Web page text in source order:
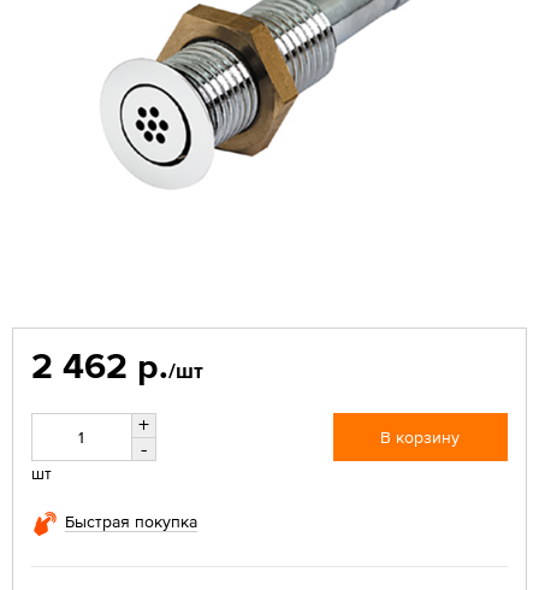
2 462 р./шт
+
-
шт
В корзину
Быстрая покупка